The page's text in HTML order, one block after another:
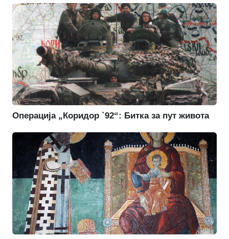
Операција „Коридор `92“: Битка за пут живота